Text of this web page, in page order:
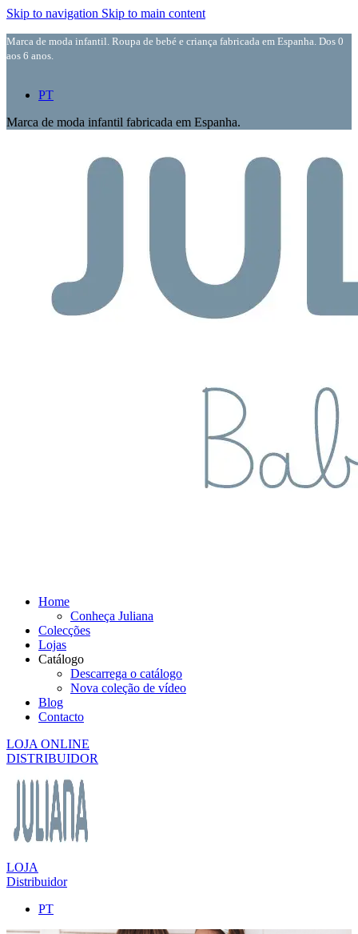
Skip to navigation Skip to main content
Marca de moda infantil. Roupa de bebé e criança fabricada em Espanha. Dos 0
aos 6 anos.
PT
Marca de moda infantil fabricada em Espanha.
Home
Conheça Juliana
Colecções
Lojas
Catálogo
Descarrega o catálogo
Nova coleção de vídeo
Blog
Contacto
LOJA ONLINE
DISTRIBUIDOR
LOJA
Distribuidor
PT